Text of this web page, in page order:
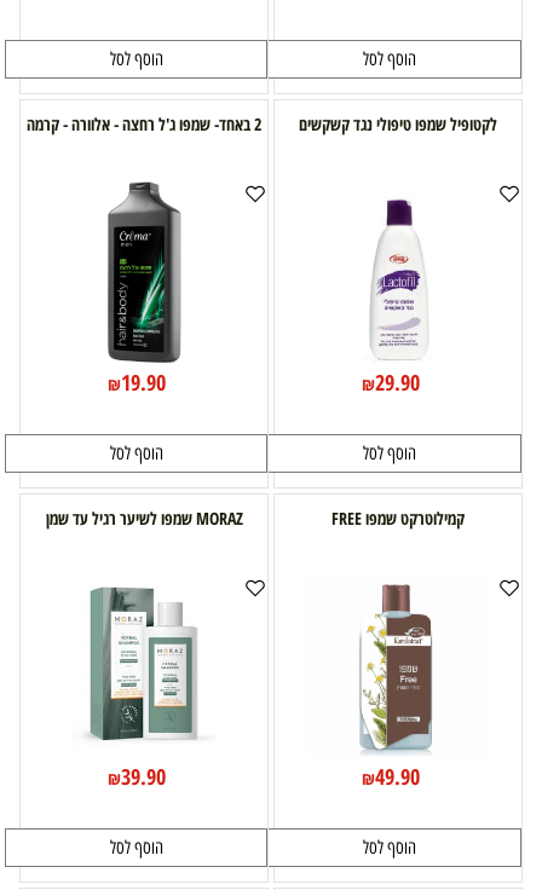
הוסף לסל הוסף לסל
לקטופיל שמפו טיפולי נגד קשקשים
₪29.90
הוסף לסל
2 באחד- שמפו ג'ל רחצה - אלוורה - קרמה
₪19.90
הוסף לסל
קמילוטרקט שמפו FREE
₪49.90
הוסף לסל
MORAZ שמפו לשיער רגיל עד שמן
₪39.90
הוסף לסל